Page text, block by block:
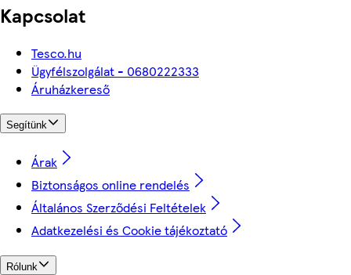
Kapcsolat
Tesco.hu
Ügyfélszolgálat - 0680222333
Áruházkereső
Segítünk
Árak
Biztonságos online rendelés
Általános Szerződési Feltételek
Adatkezelési és Cookie tájékoztató
Rólunk